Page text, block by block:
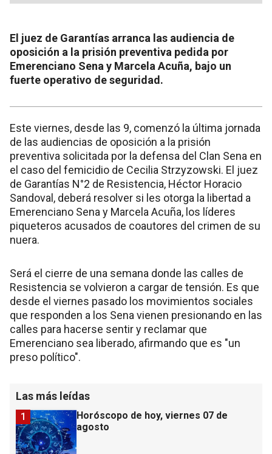
El juez de Garantías arranca las audiencia de
oposición a la prisión preventiva pedida por
Emerenciano Sena y Marcela Acuña, bajo un
fuerte operativo de seguridad.
Este viernes, desde las 9, comenzó la última jornada
de las audiencias de oposición a la prisión
preventiva solicitada por la defensa del Clan Sena en
el caso del femicidio de Cecilia Strzyzowski. El juez
de Garantías N°2 de Resistencia, Héctor Horacio
Sandoval, deberá resolver si les otorga la libertad a
Emerenciano Sena y Marcela Acuña, los líderes
piqueteros acusados de coautores del crimen de su
nuera.
Será el cierre de una semana donde las calles de
Resistencia se volvieron a cargar de tensión. Es que
desde el viernes pasado los movimientos sociales
que responden a los Sena vienen presionando en las
calles para hacerse sentir y reclamar que
Emerenciano sea liberado, afirmando que es "un
preso político".
Las más leídas
Horóscopo de hoy, viernes 07 de
agosto
1